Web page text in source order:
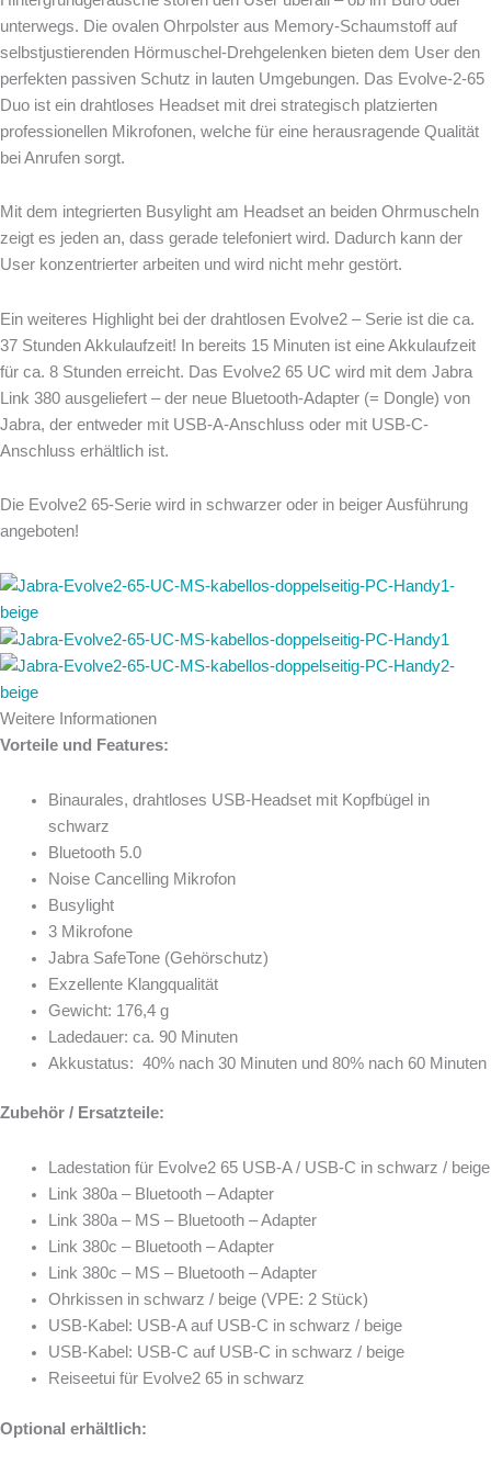
unterwegs. Die ovalen Ohrpolster aus Memory-Schaumstoff auf
selbstjustierenden Hörmuschel-Drehgelenken bieten dem User den
perfekten passiven Schutz in lauten Umgebungen. Das Evolve-2-65
Duo ist ein drahtloses Headset mit drei strategisch platzierten
professionellen Mikrofonen, welche für eine herausragende Qualität
bei Anrufen sorgt.
Mit dem integrierten Busylight am Headset an beiden Ohrmuscheln
zeigt es jeden an, dass gerade telefoniert wird. Dadurch kann der
User konzentrierter arbeiten und wird nicht mehr gestört.
Ein weiteres Highlight bei der drahtlosen Evolve2 – Serie ist die ca.
37 Stunden Akkulaufzeit! In bereits 15 Minuten ist eine Akkulaufzeit
für ca. 8 Stunden erreicht. Das Evolve2 65 UC wird mit dem Jabra
Link 380 ausgeliefert – der neue Bluetooth-Adapter (= Dongle) von
Jabra, der entweder mit USB-A-Anschluss oder mit USB-C-
Anschluss erhältlich ist.
Die Evolve2 65-Serie wird in schwarzer oder in beiger Ausführung
angeboten!
Weitere Informationen
Vorteile und Features:
Binaurales, drahtloses USB-Headset mit Kopfbügel in
schwarz
Bluetooth 5.0
Noise Cancelling Mikrofon
Busylight
3 Mikrofone
Jabra SafeTone (Gehörschutz)
Exzellente Klangqualität
Gewicht: 176,4 g
Ladedauer: ca. 90 Minuten
Akkustatus: 40% nach 30 Minuten und 80% nach 60 Minuten
Zubehör / Ersatzteile:
Ladestation für Evolve2 65 USB-A / USB-C in schwarz / beige
Link 380a – Bluetooth – Adapter
Link 380a – MS – Bluetooth – Adapter
Link 380c – Bluetooth – Adapter
Link 380c – MS – Bluetooth – Adapter
Ohrkissen in schwarz / beige (VPE: 2 Stück)
USB-Kabel: USB-A auf USB-C in schwarz / beige
USB-Kabel: USB-C auf USB-C in schwarz / beige
Reiseetui für Evolve2 65 in schwarz
Optional erhältlich: